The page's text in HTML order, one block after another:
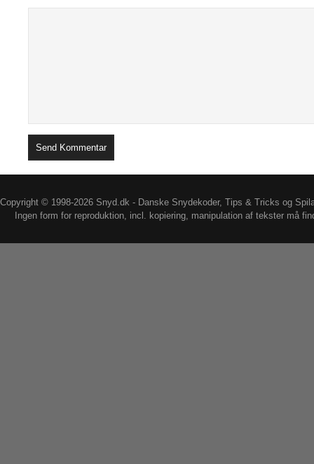
Copyright © 1998-2026 Snyd.dk - Danske Snydekoder, Tips & Tricks og
Ingen form for reproduktion, incl. kopiering, manipulation af tekster må